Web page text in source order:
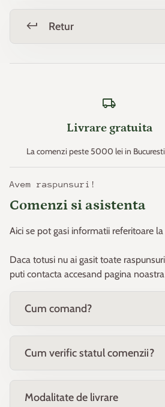
Zona 6 -23,3°C / -17,8°C
Zona 9 -6,6°C / -1,2°C p>
Zona 11 > +4,4°C
determină rezistența plantelor
minime).
Acest principiu a fost creat. la
„Departamentul de Agricultură din
și apoi a fost adaptat pentru Europa
Schreiber.
Pe baza acestui principiu, Europa a fost
keyboard_return Retur
local_shipping
Livrare gratuita
La comenzi peste 5000 lei in
Avem raspunsuri!
Comenzi si asistenta
Aici se pot gasi informatii referitoare la
Daca totusi nu ai gasit toate
puti contacta accesand pagina noastra
Cum comand?
Cum verific statul comenzii?
Modalitate de livrare